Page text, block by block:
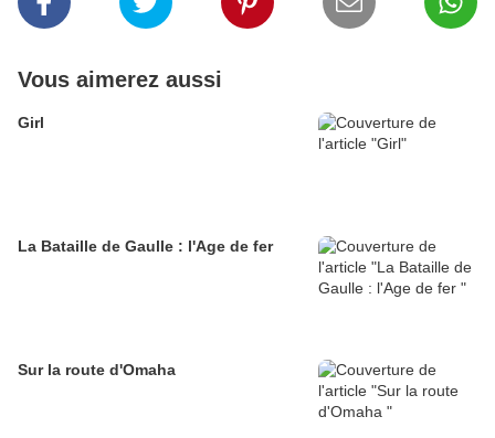
Vous aimerez aussi
Girl
La Bataille de Gaulle : l'Age de fer
Sur la route d'Omaha